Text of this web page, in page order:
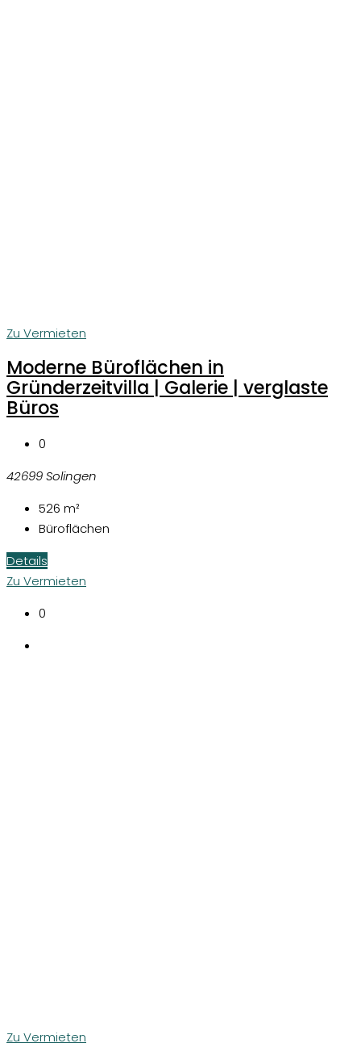
Zu Vermieten
Moderne Büroflächen in
Gründerzeitvilla | Galerie | verglaste
Büros
0
42699 Solingen
526 m²
Büroflächen
Details
Zu Vermieten
0
Zu Vermieten